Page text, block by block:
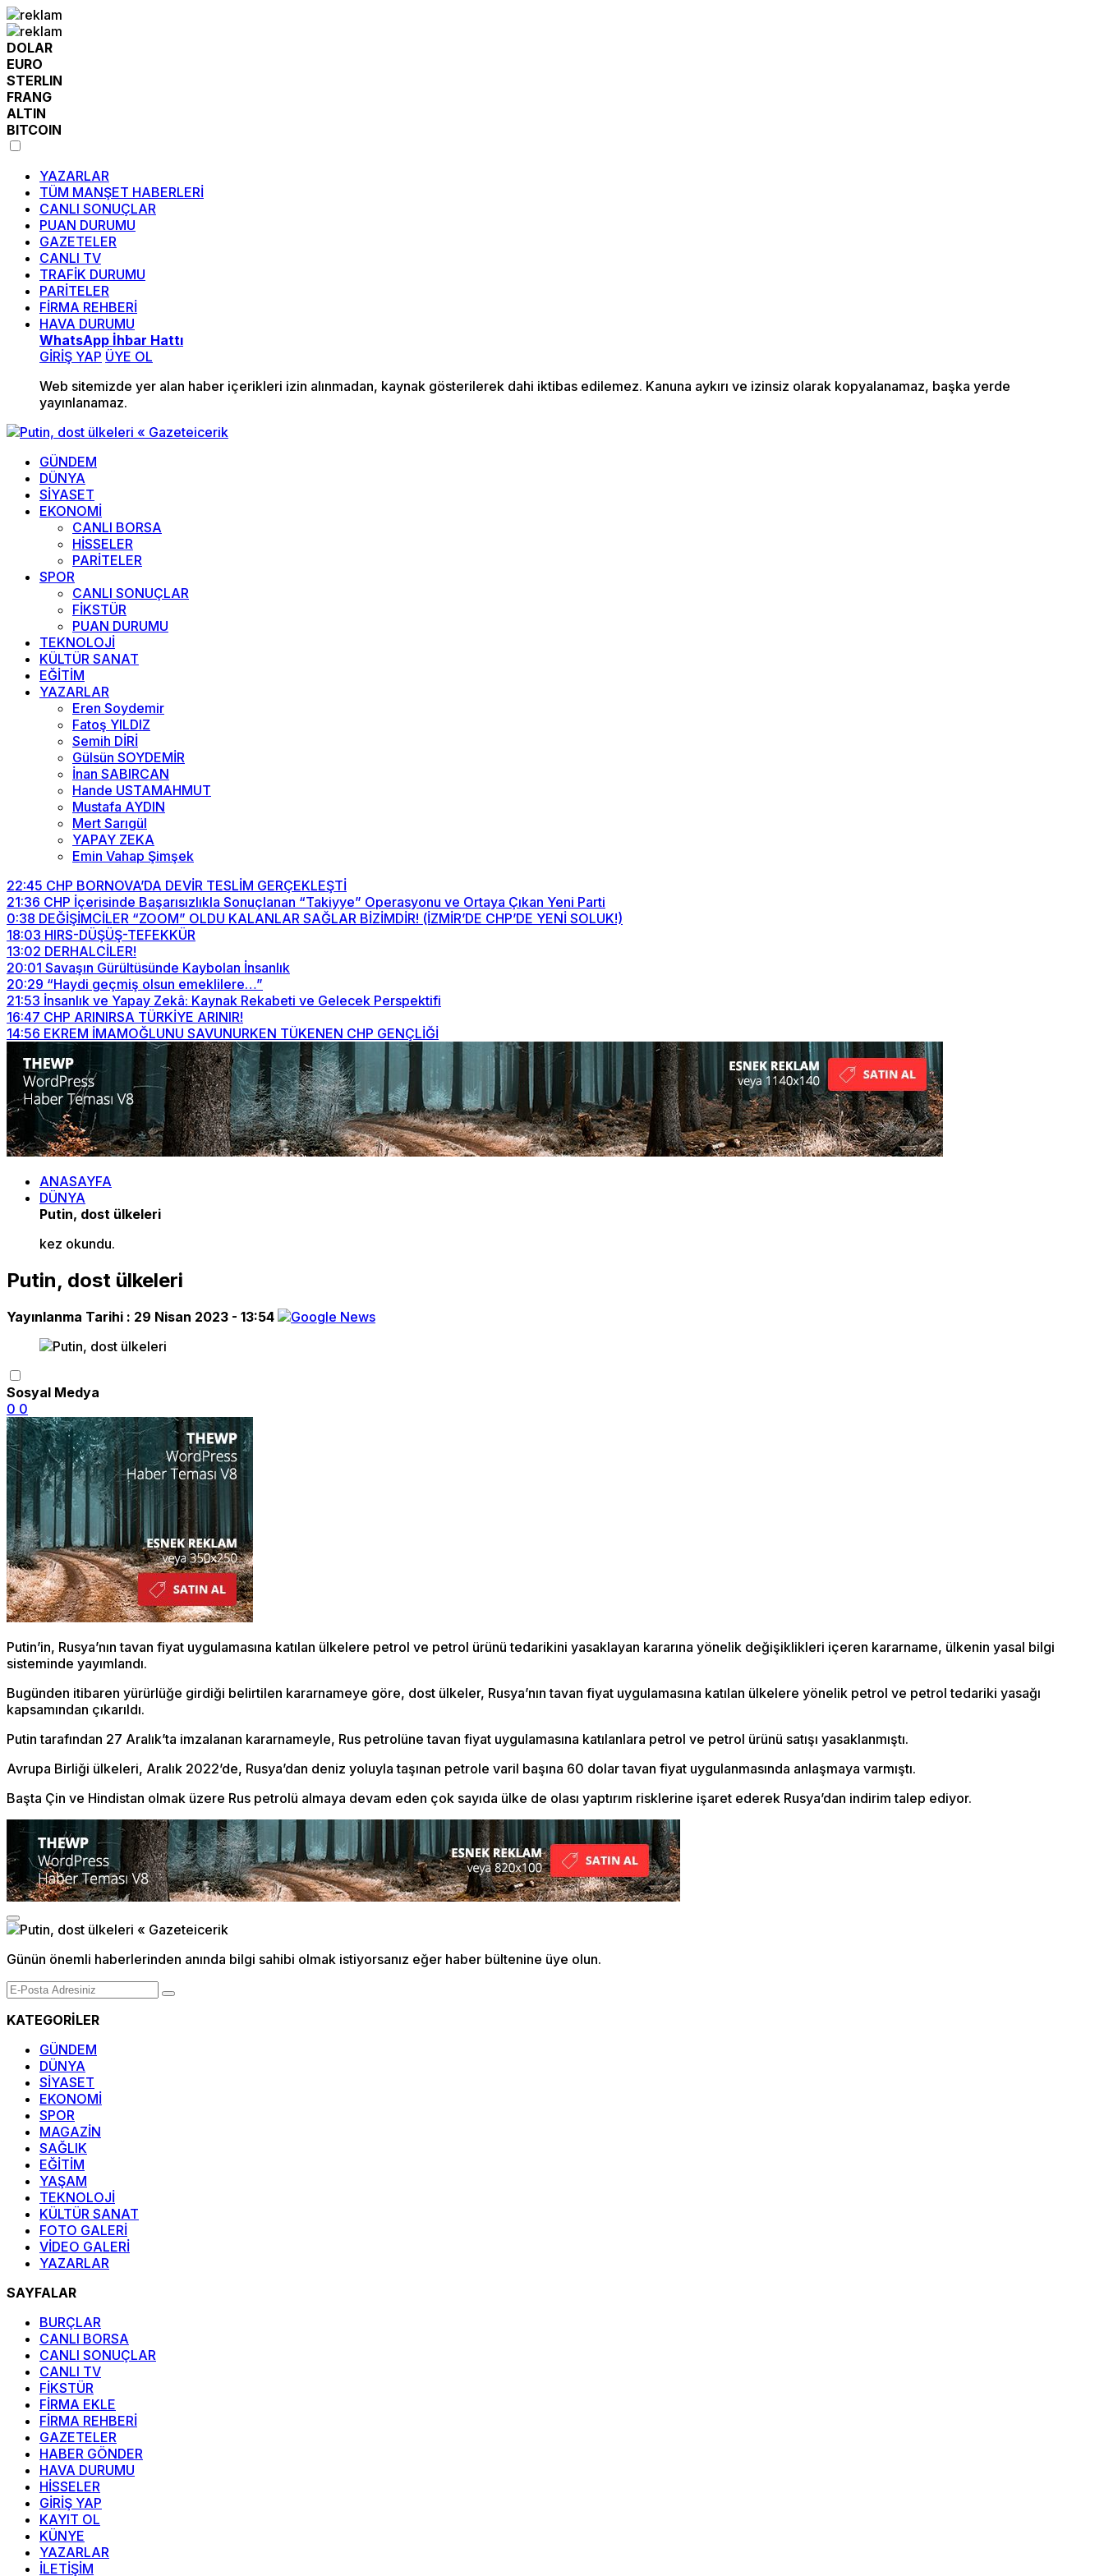
DOLAR
EURO
STERLIN
FRANG
ALTIN
BITCOIN
YAZARLAR
TÜM MANŞET HABERLERİ
CANLI SONUÇLAR
PUAN DURUMU
GAZETELER
CANLI TV
TRAFİK DURUMU
PARİTELER
FİRMA REHBERİ
HAVA DURUMU
WhatsApp İhbar Hattı
GİRİŞ YAP ÜYE OL
Web sitemizde yer alan haber içerikleri izin alınmadan, kaynak gösterilerek dahi iktibas edilemez. Kanuna aykırı ve izinsiz olarak kopyalanamaz, başka yerde
yayınlanamaz.
GÜNDEM
DÜNYA
SİYASET
EKONOMİ
CANLI BORSA
HİSSELER
PARİTELER
SPOR
CANLI SONUÇLAR
FİKSTÜR
PUAN DURUMU
TEKNOLOJİ
KÜLTÜR SANAT
EĞİTİM
YAZARLAR
Eren Soydemir
Fatoş YILDIZ
Semih DİRİ
Gülsün SOYDEMİR
İnan SABIRCAN
Hande USTAMAHMUT
Mustafa AYDIN
Mert Sarıgül
YAPAY ZEKA
Emin Vahap Şimşek
22:45 CHP BORNOVA’DA DEVİR TESLİM GERÇEKLEŞTİ
21:36 CHP İçerisinde Başarısızlıkla Sonuçlanan “Takiyye” Operasyonu ve Ortaya Çıkan Yeni Parti
0:38 DEĞİŞİMCİLER “ZOOM” OLDU KALANLAR SAĞLAR BİZİMDİR! (İZMİR’DE CHP’DE YENİ SOLUK!)
18:03 HIRS-DÜŞÜŞ-TEFEKKÜR
13:02 DERHALCİLER!
20:01 Savaşın Gürültüsünde Kaybolan İnsanlık
20:29 “Haydi geçmiş olsun emeklilere…”
21:53 İnsanlık ve Yapay Zekâ: Kaynak Rekabeti ve Gelecek Perspektifi
16:47 CHP ARINIRSA TÜRKİYE ARINIR!
14:56 EKREM İMAMOĞLUNU SAVUNURKEN TÜKENEN CHP GENÇLİĞİ
ANASAYFA
DÜNYA
Putin, dost ülkeleri
kez okundu.
Putin, dost ülkeleri
Yayınlanma Tarihi : 29 Nisan 2023 - 13:54
Sosyal Medya
0 0
Putin’in, Rusya’nın tavan fiyat uygulamasına katılan ülkelere petrol ve petrol ürünü tedarikini yasaklayan kararına yönelik değişiklikleri içeren kararname, ülkenin yasal bilgi
sisteminde yayımlandı.
Bugünden itibaren yürürlüğe girdiği belirtilen kararnameye göre, dost ülkeler, Rusya’nın tavan fiyat uygulamasına katılan ülkelere yönelik petrol ve petrol tedariki yasağı
kapsamından çıkarıldı.
Putin tarafından 27 Aralık’ta imzalanan kararnameyle, Rus petrolüne tavan fiyat uygulamasına katılanlara petrol ve petrol ürünü satışı yasaklanmıştı.
Avrupa Birliği ülkeleri, Aralık 2022’de, Rusya’dan deniz yoluyla taşınan petrole varil başına 60 dolar tavan fiyat uygulanmasında anlaşmaya varmıştı.
Başta Çin ve Hindistan olmak üzere Rus petrolü almaya devam eden çok sayıda ülke de olası yaptırım risklerine işaret ederek Rusya’dan indirim talep ediyor.
Günün önemli haberlerinden anında bilgi sahibi olmak istiyorsanız eğer haber bültenine üye olun.
KATEGORİLER
GÜNDEM
DÜNYA
SİYASET
EKONOMİ
SPOR
MAGAZİN
SAĞLIK
EĞİTİM
YAŞAM
TEKNOLOJİ
KÜLTÜR SANAT
FOTO GALERİ
VİDEO GALERİ
YAZARLAR
SAYFALAR
BURÇLAR
CANLI BORSA
CANLI SONUÇLAR
CANLI TV
FİKSTÜR
FİRMA EKLE
FİRMA REHBERİ
GAZETELER
HABER GÖNDER
HAVA DURUMU
HİSSELER
GİRİŞ YAP
KAYIT OL
KÜNYE
YAZARLAR
İLETİŞİM